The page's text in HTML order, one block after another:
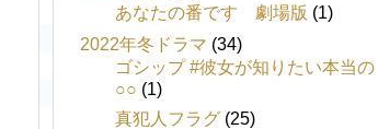
あなたの番です 劇場版 (1)
2022年冬ドラマ (34)
ゴシップ #彼女が知りたい本当の
○○ (1)
真犯人フラグ (25)